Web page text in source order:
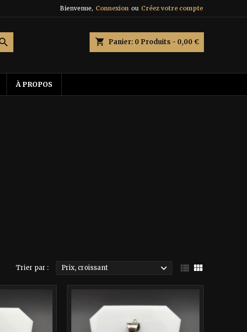
Bienvenue, Connexion ou Créez votre compte
shopping_cart Panier: 0 Produits - 0,00 €
À PROPOS
Trier par : Prix, croissant   